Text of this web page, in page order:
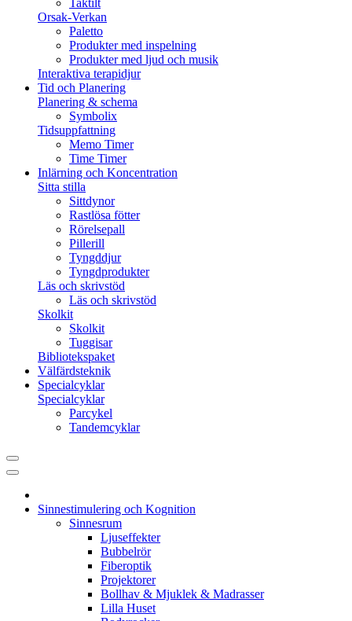
Orsak-Verkan
Paletto
Produkter med inspelning
Produkter med ljud och musik
Interaktiva terapidjur
Tid och Planering
Planering & schema
Symbolix
Tidsuppfattning
Memo Timer
Time Timer
Inlärning och Koncentration
Sitta stilla
Sittdynor
Rastlösa fötter
Rörelsepall
Pillerill
Tyngddjur
Tyngdprodukter
Läs och skrivstöd
Läs och skrivstöd
Skolkit
Skolkit
Tuggisar
Bibliotekspaket
Välfärdsteknik
Specialcyklar
Specialcyklar
Parcykel
Tandemcyklar
Sinnestimulering och Kognition
Sinnesrum
Ljuseffekter
Bubbelrör
Fiberoptik
Projektorer
Bollhav & Mjuklek & Madrasser
Lilla Huset